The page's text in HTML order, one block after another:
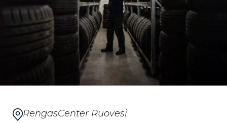
RengasCenter Ruovesi